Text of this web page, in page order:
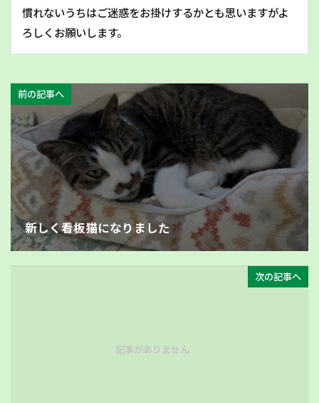
慣れないうちはご迷惑をお掛けするかとも思いますがよ
ろしくお願いします。
前の記事へ
新しく看板猫になりました
次の記事へ
記事がありません